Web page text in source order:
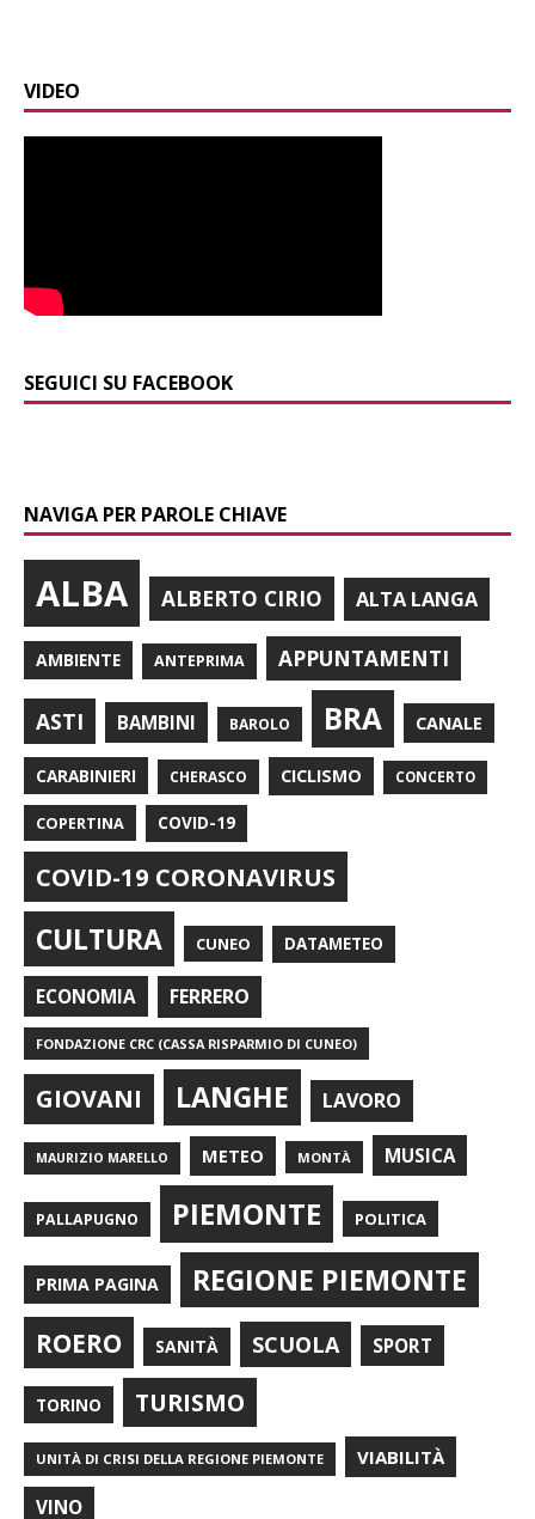
VIDEO
SEGUICI SU FACEBOOK
NAVIGA PER PAROLE CHIAVE
ALBA ALBERTO CIRIO ALTA LANGA
AMBIENTE ANTEPRIMA APPUNTAMENTI
ASTI BAMBINI BAROLO BRA CANALE
CARABINIERI CHERASCO CICLISMO CONCERTO
COPERTINA COVID-19
COVID-19 CORONAVIRUS
CULTURA CUNEO DATAMETEO
ECONOMIA FERRERO
FONDAZIONE CRC (CASSA RISPARMIO DI CUNEO)
GIOVANI LANGHE LAVORO
MAURIZIO MARELLO METEO MONTÀ MUSICA
PALLAPUGNO PIEMONTE POLITICA
PRIMA PAGINA REGIONE PIEMONTE
ROERO SANITÀ SCUOLA SPORT
TORINO TURISMO
UNITÀ DI CRISI DELLA REGIONE PIEMONTE VIABILITÀ
VINO